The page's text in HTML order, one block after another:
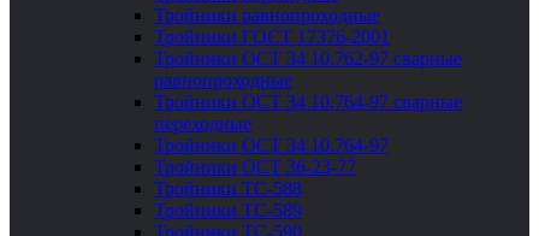
Тройники равнопроходные
Тройники ГОСТ 17376-2001
Тройники ОСТ 34 10.762-97 сварные
равнопроходные
Тройники ОСТ 34 10.764-97 сварные
переходные
Тройники ОСТ 34 10.764-97
Тройники ОСТ 36-23-77
Тройники ТС-588
Тройники ТС-589
Тройники ТС-590